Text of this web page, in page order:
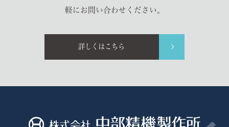
軽にお問い合わせください。
詳しくはこちら